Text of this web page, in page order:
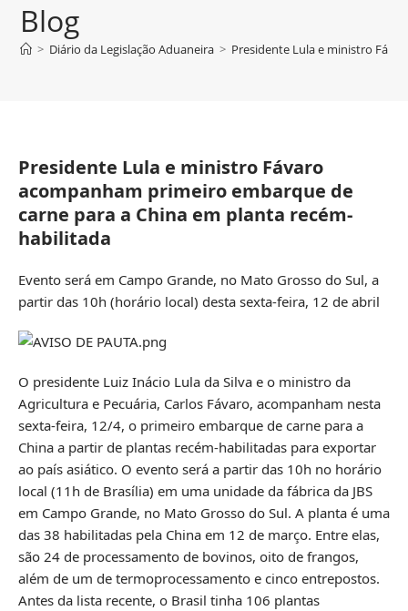
Blog
> Diário da Legislação Aduaneira > Presidente Lula e ministro
Presidente Lula e ministro Fávaro
acompanham primeiro embarque de
carne para a China em planta recém-
habilitada
Evento será em Campo Grande, no Mato Grosso do Sul, a
partir das 10h (horário local) desta sexta-feira, 12 de abril
O presidente Luiz Inácio Lula da Silva e o ministro da
Agricultura e Pecuária, Carlos Fávaro, acompanham nesta
sexta-feira, 12/4, o primeiro embarque de carne para a
China a partir de plantas recém-habilitadas para exportar
ao país asiático. O evento será a partir das 10h no horário
local (11h de Brasília) em uma unidade da fábrica da JBS
em Campo Grande, no Mato Grosso do Sul. A planta é uma
das 38 habilitadas pela China em 12 de março. Entre elas,
são 24 de processamento de bovinos, oito de frangos,
além de um de termoprocessamento e cinco entrepostos.
Antes da lista recente, o Brasil tinha 106 plantas